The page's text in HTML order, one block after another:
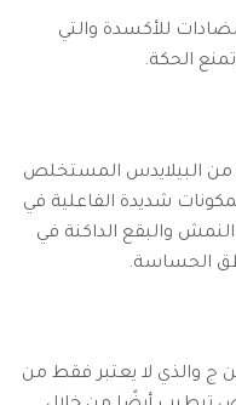
للأكسدة والتي
الحكة.
من البيلايدس المستخلص
شديدة الفاعلية في
والبقع الداكنة في
الحساسة.
ج والذي لا يعتبر فقط من